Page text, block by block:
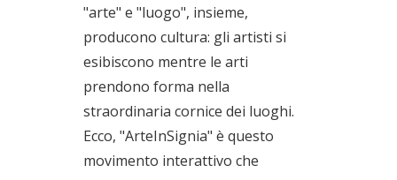
"arte" e "luogo", insieme,
producono cultura: gli artisti si
esibiscono mentre le arti
prendono forma nella
straordinaria cornice dei luoghi.
Ecco, "ArteInSignia" è questo
movimento interattivo che